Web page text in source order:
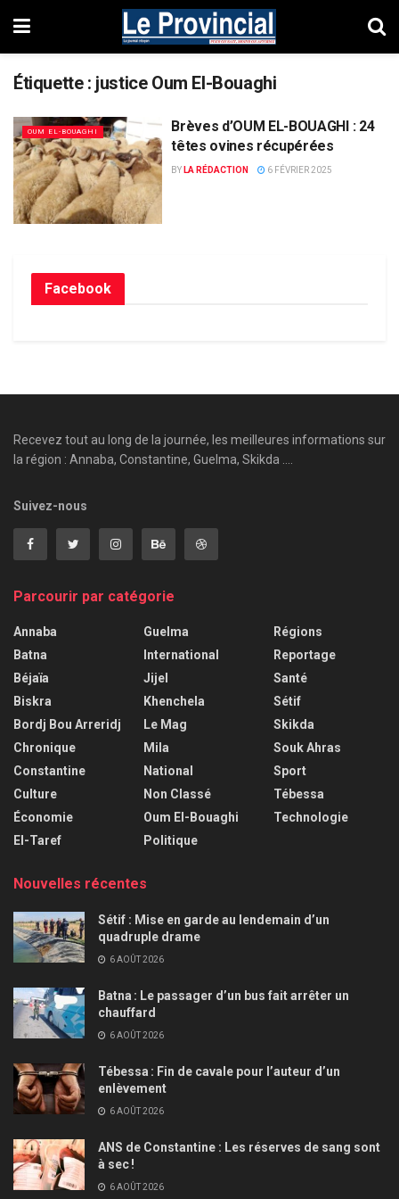
Étiquette : justice Oum El-Bouaghi
OUM EL-BOUAGHI
Brèves d’OUM EL-BOUAGHI : 24
têtes ovines récupérées
BY LA RÉDACTION 6 FÉVRIER 2025
Facebook
Recevez tout au long de la journée, les meilleures informations sur
la région : Annaba, Constantine, Guelma, Skikda ....
Suivez-nous
Parcourir par catégorie
Annaba
Batna
Béjaïa
Biskra
Bordj Bou Arreridj
Chronique
Constantine
Culture
Économie
El-Taref
Guelma
International
Jijel
Khenchela
Le Mag
Mila
National
Non Classé
Oum El-Bouaghi
Politique
Régions
Reportage
Santé
Sétif
Skikda
Souk Ahras
Sport
Tébessa
Technologie
Nouvelles récentes
Sétif : Mise en garde au lendemain d’un
quadruple drame
6 AOÛT 2026
Batna : Le passager d’un bus fait arrêter un
chauffard
6 AOÛT 2026
Tébessa : Fin de cavale pour l’auteur d’un
enlèvement
6 AOÛT 2026
ANS de Constantine : Les réserves de sang sont
à sec !
6 AOÛT 2026